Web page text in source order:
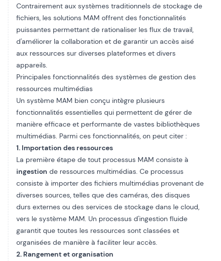
Contrairement aux systèmes traditionnels de stockage de
fichiers, les solutions MAM offrent des fonctionnalités
puissantes permettant de rationaliser les flux de travail,
d'améliorer la collaboration et de garantir un accès aisé
aux ressources sur diverses plateformes et divers
appareils.
Principales fonctionnalités des systèmes de gestion des
ressources multimédias
Un système MAM bien conçu intègre plusieurs
fonctionnalités essentielles qui permettent de gérer de
manière efficace et performante de vastes bibliothèques
multimédias. Parmi ces fonctionnalités, on peut citer :
1. Importation des ressources
La première étape de tout processus MAM consiste à
ingestion de ressources multimédias. Ce processus
consiste à importer des fichiers multimédias provenant de
diverses sources, telles que des caméras, des disques
durs externes ou des services de stockage dans le cloud,
vers le système MAM. Un processus d'ingestion fluide
garantit que toutes les ressources sont classées et
organisées de manière à faciliter leur accès.
2. Rangement et organisation